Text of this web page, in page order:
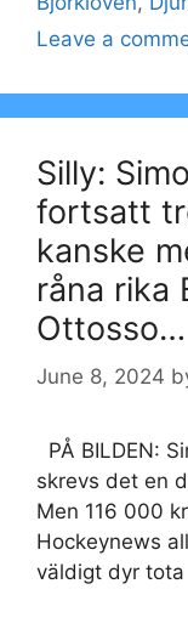
Leave a
Silly:
fortsatt
kanske
råna rika
Ottosso…
June 8, 2024
PÅ BILDEN:
skrevs det en
Men 116 000
Hockeynews
väldigt dyr tota